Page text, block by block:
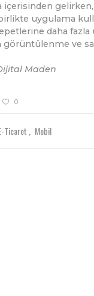
içerisinden
uygulama
daha
görüntülenme ve
Maden
0
Ticaret Mobil